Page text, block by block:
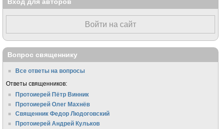
Войти на сайт
Вопрос священнику
Все ответы на вопросы
Ответы священников:
Протоиерей Пётр Винник
Протоиерей Олег Махнёв
Священник Федор Людоговский
Протоиерей Андрей Кульков